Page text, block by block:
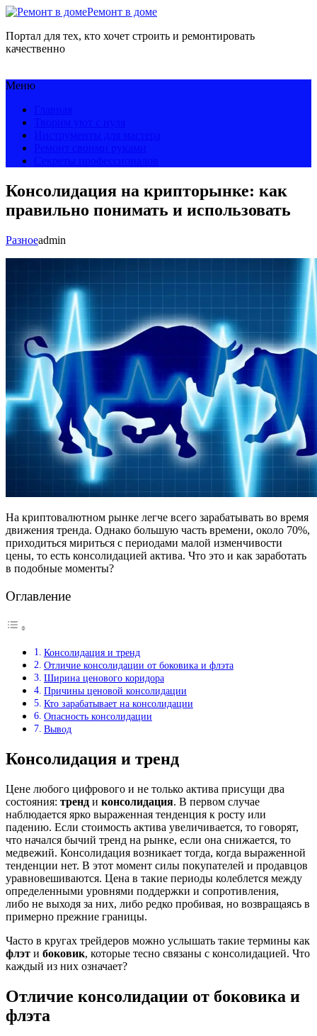
Ремонт в доме
Портал для тех, кто хочет строить и ремонтировать
качественно
Меню
Консолидация на крипторынке: как
правильно понимать и использовать
Разноеadmin
На криптовалютном рынке легче всего зарабатывать во время
движения тренда. Однако большую часть времени, около 70%,
приходиться мириться с периодами малой изменчивости
цены, то есть консолидацией актива. Что это и как заработать
в подобные моменты?
Оглавление
Консолидация и тренд
Отличие консолидации от боковика и флэта
Ширина ценового коридора
Причины ценовой консолидации
Кто зарабатывает на консолидации
Опасность консолидации
Вывод
Консолидация и тренд
Цене любого цифрового и не только актива присущи два
состояния: тренд и консолидация. В первом случае
наблюдается ярко выраженная тенденция к росту или
падению. Если стоимость актива увеличивается, то говорят,
что начался бычий тренд на рынке, если она снижается, то
медвежий. Консолидация возникает тогда, когда выраженной
тенденции нет. В этот момент силы покупателей и продавцов
уравновешиваются. Цена в такие периоды колеблется между
определенными уровнями поддержки и сопротивления,
либо не выходя за них, либо редко пробивая, но возвращаясь в
примерно прежние границы.
Часто в кругах трейдеров можно услышать такие термины как
флэт и боковик, которые тесно связаны с консолидацией. Что
каждый из них означает?
Отличие консолидации от боковика и
флэта